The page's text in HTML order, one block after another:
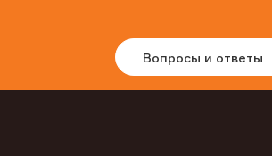
Вопросы и ответы